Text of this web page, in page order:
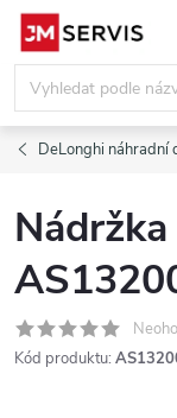
Přejít
obsah
DeLonghi náhradní
Kód produktu: